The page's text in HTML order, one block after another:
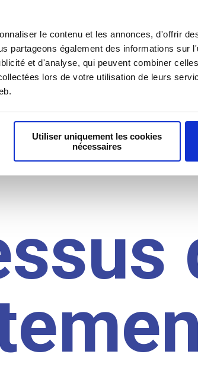
le contenu et les annonces, d'offrir
partageons également des informations sur
et d'analyse, qui peuvent combiner
lors de votre utilisation de leurs
Utiliser uniquement les cookies
nécessaires